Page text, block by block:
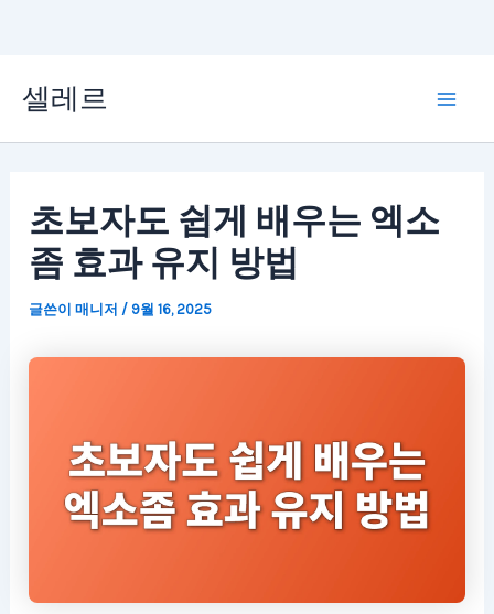
츠
셀레르
초보자도 쉽게 배우는 엑소
좀 효과 유지 방법
글쓴이매니저 / 9월 16, 2025